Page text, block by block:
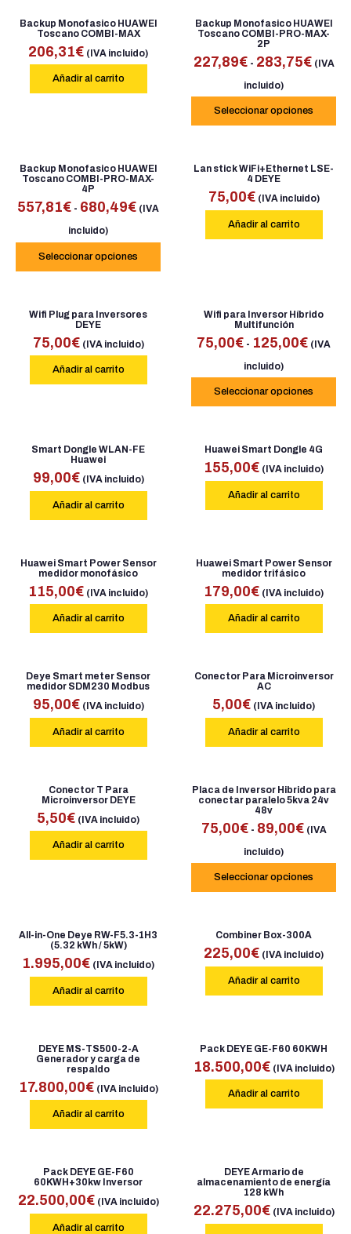
Backup Monofasico HUAWEI
Toscano COMBI-MAX
206,31€ (IVA incluido)
Añadir al carrito
Backup Monofasico HUAWEI
Toscano COMBI-PRO-MAX-
2P
227,89€ - 283,75€ (IVA
incluido)
Seleccionar opciones
Backup Monofasico HUAWEI
Toscano COMBI-PRO-MAX-
4P
557,81€ - 680,49€ (IVA
incluido)
Seleccionar opciones
Lan stick WiFi+Ethernet LSE-
4 DEYE
75,00€ (IVA incluido)
Añadir al carrito
Wifi Plug para Inversores
DEYE
75,00€ (IVA incluido)
Añadir al carrito
Wifi para Inversor Híbrido
Multifunción
75,00€ - 125,00€ (IVA
incluido)
Seleccionar opciones
Smart Dongle WLAN-FE
Huawei
99,00€ (IVA incluido)
Añadir al carrito
Huawei Smart Dongle 4G
155,00€ (IVA incluido)
Añadir al carrito
Huawei Smart Power Sensor
medidor monofásico
115,00€ (IVA incluido)
Añadir al carrito
Huawei Smart Power Sensor
medidor trifásico
179,00€ (IVA incluido)
Añadir al carrito
Deye Smart meter Sensor
medidor SDM230 Modbus
95,00€ (IVA incluido)
Añadir al carrito
Conector Para Microinversor
AC
5,00€ (IVA incluido)
Añadir al carrito
Conector T Para
Microinversor DEYE
5,50€ (IVA incluido)
Añadir al carrito
Placa de Inversor Hibrido para
conectar paralelo 5kva 24v
48v
75,00€ - 89,00€ (IVA
incluido)
Seleccionar opciones
All-in-One Deye RW-F5.3-1H3
(5.32 kWh / 5kW)
1.995,00€ (IVA incluido)
Añadir al carrito
Combiner Box-300A
225,00€ (IVA incluido)
Añadir al carrito
DEYE MS-TS500-2-A
Generador y carga de
respaldo
17.800,00€ (IVA incluido)
Añadir al carrito
Pack DEYE GE-F60 60KWH
18.500,00€ (IVA incluido)
Añadir al carrito
Pack DEYE GE-F60
60KWH+30kw Inversor
22.500,00€ (IVA incluido)
Añadir al carrito
DEYE Armario de
almacenamiento de energía
128 kWh
22.275,00€ (IVA incluido)